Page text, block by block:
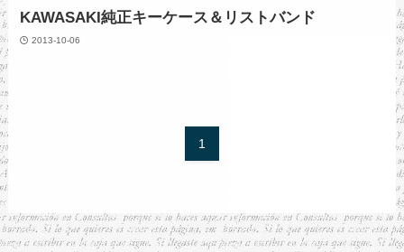
KAWASAKI純正キーケース＆リストバンド
2013-10-06
1